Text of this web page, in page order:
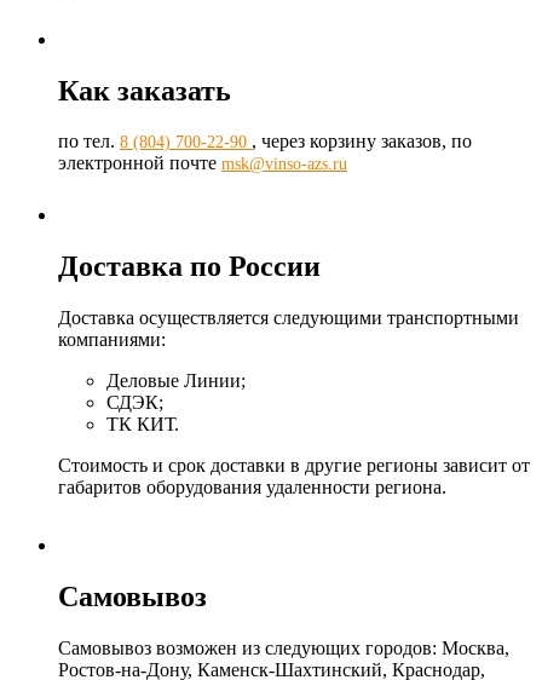
Как заказать
по тел. 8 (804) 700-22-90 , через корзину заказов, по
электронной почте msk@vinso-azs.ru
Доставка по России
Доставка осуществляется следующими транспортными
компаниями:
Деловые Линии;
СДЭК;
ТК КИТ.
Стоимость и срок доставки в другие регионы зависит от
габаритов оборудования удаленности региона.
Самовывоз
Самовывоз возможен из следующих городов: Москва,
Ростов-на-Дону, Каменск-Шахтинский, Краснодар,